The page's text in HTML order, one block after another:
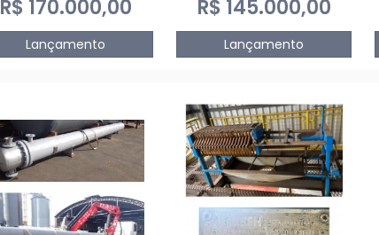
R$ 170.000,00
Lançamento
R$ 145.000,00
Lançamento